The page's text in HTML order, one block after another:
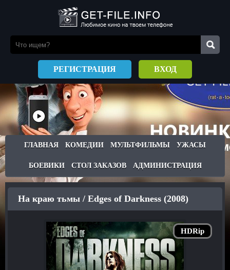
РЕГИСТРАЦИЯ ВХОД
ГЛАВНАЯ КОМЕДИИ МУЛЬТФИЛЬМЫ УЖАСЫ
БОЕВИКИ СТОЛ ЗАКАЗОВ АДМИНИСТРАЦИЯ
HDRip
На краю тьмы / Edges of Darkness (2008)